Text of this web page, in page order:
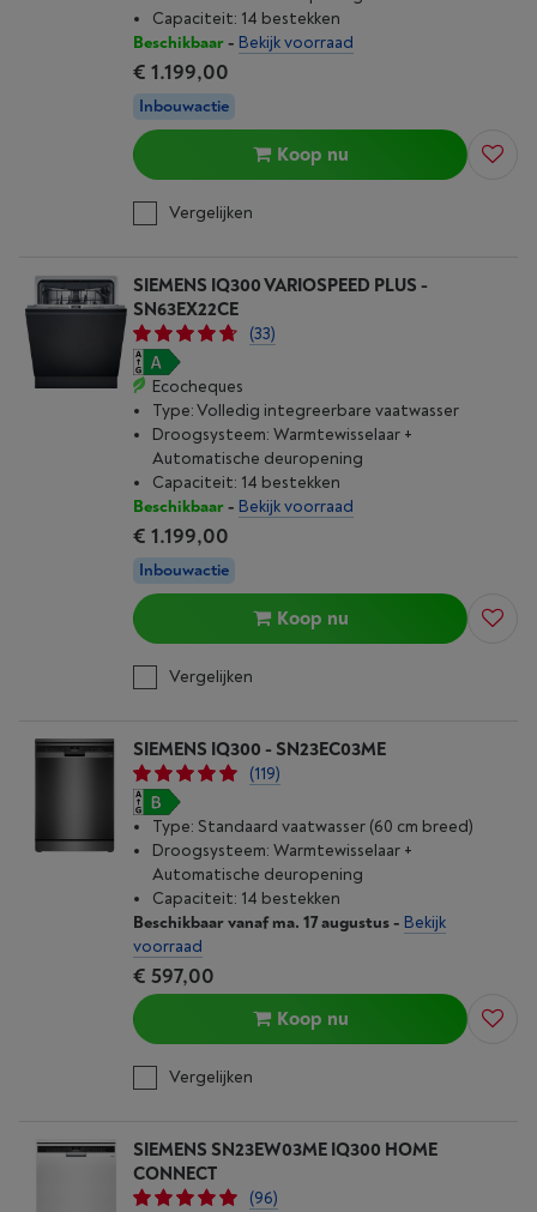
Capaciteit: 14 bestekken
Beschikbaar- Bekijk voorraad
€ 1.199,00
Inbouwactie
Koop nu
Vergelijken
SIEMENS IQ300 VARIOSPEED PLUS -
SN63EX22CE
(33)
Ecocheques
Type: Volledig integreerbare vaatwasser
Droogsysteem: Warmtewisselaar +
Automatische deuropening
Capaciteit: 14 bestekken
Beschikbaar- Bekijk voorraad
€ 1.199,00
Inbouwactie
Koop nu
Vergelijken
SIEMENS IQ300 - SN23EC03ME
(119)
Type: Standaard vaatwasser (60 cm breed)
Droogsysteem: Warmtewisselaar +
Automatische deuropening
Capaciteit: 14 bestekken
Beschikbaar vanaf ma. 17 augustus- Bekijk
voorraad
€ 597,00
Koop nu
Vergelijken
SIEMENS SN23EW03ME IQ300 HOME
CONNECT
(96)